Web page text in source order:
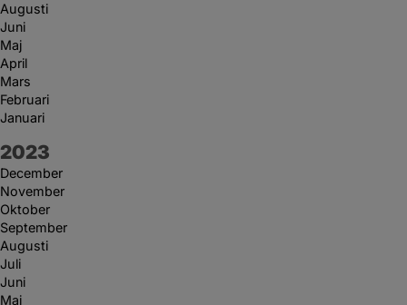
Augusti
Juni
Maj
April
Mars
Februari
Januari
År:
2023
December
November
Oktober
September
Augusti
Juli
Juni
Maj